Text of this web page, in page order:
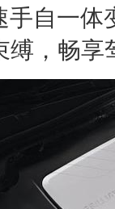
手自一体
缚，畅享